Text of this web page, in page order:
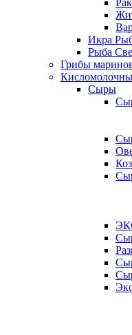
Икра
Рыба
Грибы
Сыры